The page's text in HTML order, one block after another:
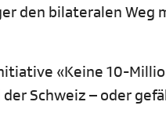
den bilateralen Weg
«Keine 10-
Schweiz – oder